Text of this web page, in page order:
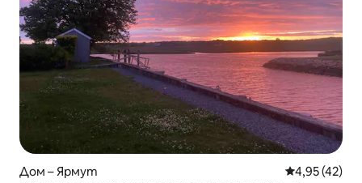
Дом – Ярмут Средна
4,95 (42)